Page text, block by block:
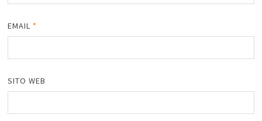
EMAIL *
SITO WEB